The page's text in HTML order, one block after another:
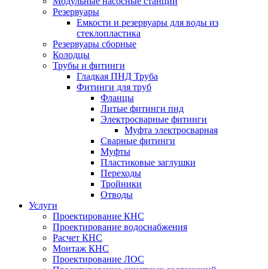
Резервуары
Емкости и резервуары для воды из
стеклопластика
Резервуары сборные
Колодцы
Трубы и фитинги
Гладкая ПНД Труба
Фитинги для труб
Фланцы
Литые фитинги пнд
Электросварные фитинги
Муфта электросварная
Сварные фитинги
Муфты
Пластиковые заглушки
Переходы
Тройники
Отводы
Услуги
Проектирование КНС
Проектирование водоснабжения
Расчет КНС
Монтаж КНС
Проектирование ЛОС